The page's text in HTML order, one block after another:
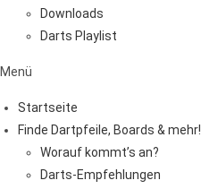
Downloads
Darts Playlist
Menü
Startseite
Finde Dartpfeile, Boards & mehr!
Worauf kommt’s an?
Darts-Empfehlungen